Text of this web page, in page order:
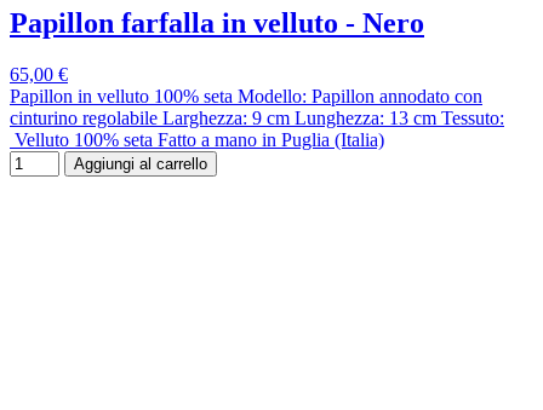
Papillon farfalla in velluto - Nero
65,00 €
Papillon in velluto 100% seta Modello: Papillon annodato con
cinturino regolabile Larghezza: 9 cm Lunghezza: 13 cm Tessuto:
Velluto 100% seta Fatto a mano in Puglia (Italia)
Aggiungi al carrello